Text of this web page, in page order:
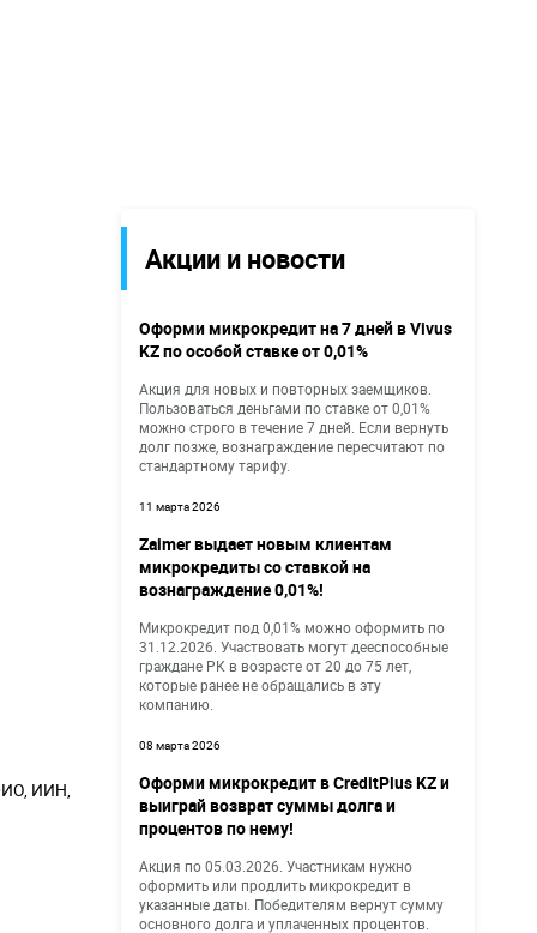
Акции и новости
Оформи микрокредит на 7 дней в Vivus
KZ по особой ставке от 0,01%
Акция для новых и повторных заемщиков.
Пользоваться деньгами по ставке от 0,01%
можно строго в течение 7 дней. Если вернуть
долг позже, вознаграждение пересчитают по
стандартному тарифу.
11 марта 2026
Zaimer выдает новым клиентам
микрокредиты со ставкой на
вознаграждение 0,01%!
Микрокредит под 0,01% можно оформить по
31.12.2026. Участвовать могут дееспособные
граждане РК в возрасте от 20 до 75 лет,
которые ранее не обращались в эту
компанию.
08 марта 2026
Оформи микрокредит в CreditPlus KZ и
выиграй возврат суммы долга и
процентов по нему!
Акция по 05.03.2026. Участникам нужно
оформить или продлить микрокредит в
указанные даты. Победителям вернут сумму
основного долга и уплаченных процентов.
ИИН,